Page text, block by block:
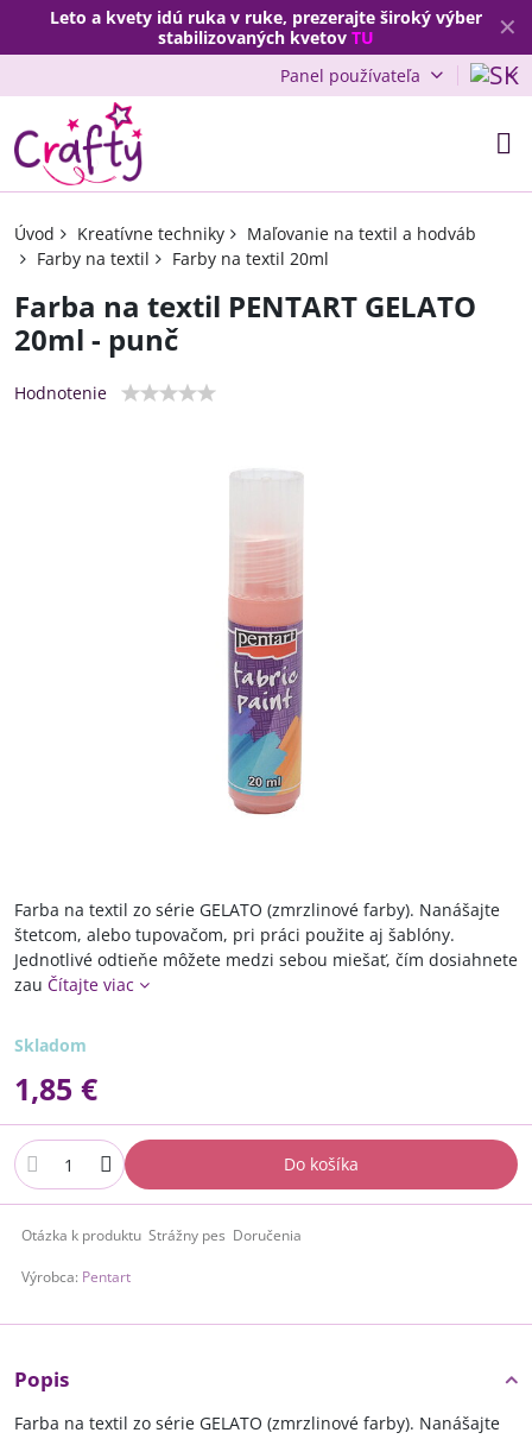
✕
Leto a kvety idú ruka v ruke, prezerajte široký výber
stabilizovaných kvetov TU
Panel používateľa
Úvod Kreatívne techniky
Maľovanie na textil a hodváb
Farby na textil
Farby na textil 20ml
Farba na textil PENTART GELATO
20ml - punč
Hodnotenie
Farba na textil zo série GELATO (zmrzlinové farby). Nanášajte
štetcom, alebo tupovačom, pri práci použite aj šablóny.
Jednotlivé odtieňe môžete medzi sebou miešať, čím dosiahnete
zau Čítajte viac
Skladom
1,85 €
Do košíka
Otázka k produktu Strážny pes Doručenia
Výrobca: Pentart
Popis
Farba na textil zo série GELATO (zmrzlinové farby). Nanášajte